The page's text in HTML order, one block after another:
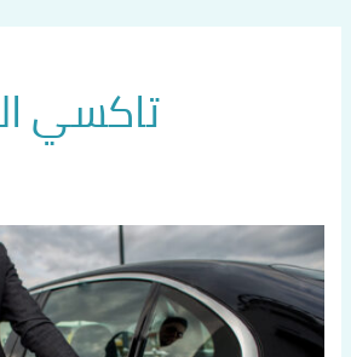
تاكسي
سايق
تاكسي
في
الاحمدي